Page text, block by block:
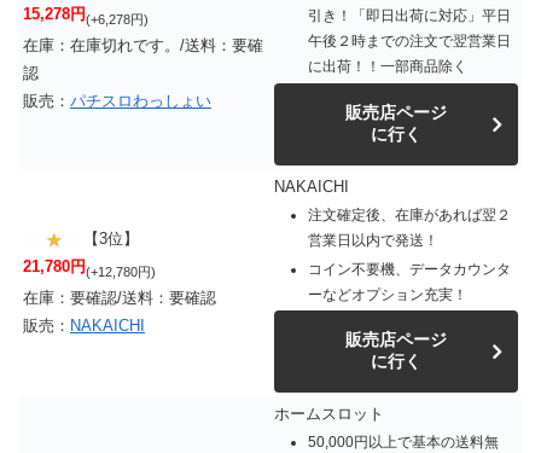
15,278円(+6,278円)
在庫：在庫切れです。/送料：要確
認
販売： パチスロわっしょい
引き！「即日出荷に対応」平日
午後２時までの注文で翌営業日
に出荷！！一部商品除く
販売店ページ
に行く
【3位】
21,780円(+12,780円)
在庫：要確認/送料：要確認
販売： NAKAICHI
NAKAICHI
注文確定後、在庫があれば翌２
営業日以内で発送！
コイン不要機、データカウンタ
ーなどオプション充実！
販売店ページ
に行く
ホームスロット
50,000円以上で基本の送料無